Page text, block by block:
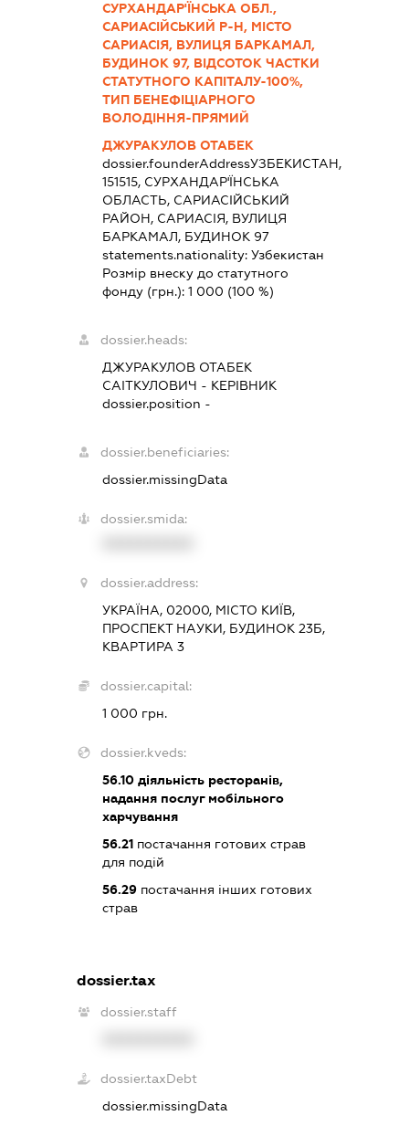
СУРХАНДАР'ЇНСЬКА ОБЛ.,
САРИАСІЙСЬКИЙ Р-Н, МІСТО
САРИАСІЯ, ВУЛИЦЯ БАРКАМАЛ,
БУДИНОК 97, ВІДСОТОК ЧАСТКИ
СТАТУТНОГО КАПІТАЛУ-100%,
ТИП БЕНЕФІЦІАРНОГО
ВОЛОДІННЯ-ПРЯМИЙ
ДЖУРАКУЛОВ ОТАБЕК
dossier.founderAddressУЗБЕКИСТАН,
151515, СУРХАНДАР'ЇНСЬКА
ОБЛАСТЬ, САРИАСІЙСЬКИЙ
РАЙОН, САРИАСІЯ, ВУЛИЦЯ
БАРКАМАЛ, БУДИНОК 97
statements.nationality:Узбекистан
Розмір внеску до статутного
фонду (грн.):1 000 (100 %)
dossier.heads:
ДЖУРАКУЛОВ ОТАБЕК
САІТКУЛОВИЧ - КЕРІВНИК
dossier.position -
dossier.beneficiaries:
dossier.missingData
dossier.smida:
dossier.address:
УКРАЇНА, 02000, МІСТО КИЇВ,
ПРОСПЕКТ НАУКИ, БУДИНОК 23Б,
КВАРТИРА 3
dossier.capital:
1 000 грн.
dossier.kveds:
56.10 діяльність ресторанів,
надання послуг мобільного
харчування
56.21 постачання готових страв
для подій
56.29 постачання інших готових
страв
dossier.tax
dossier.staff
dossier.taxDebt
dossier.missingData